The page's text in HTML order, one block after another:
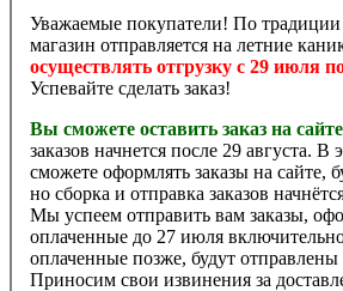
Уважаемые покупатели! По
магазин отправляется на летние
осуществлять отгрузку с 29 июля
Успевайте сделать заказ!
Вы сможете оставить заказ на сайте
заказов начнется после 29 августа. В
сможете оформлять заказы на сайте,
но сборка и отправка заказов
Мы успеем отправить вам заказы,
оплаченные до 27 июля
оплаченные позже, будут отправлены
Приносим свои извинения за